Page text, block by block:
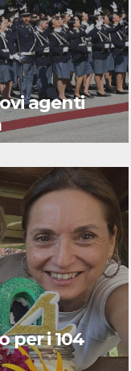
agenti
per i 104